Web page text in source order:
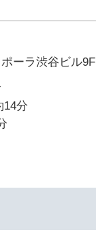
ーラ渋谷ビル9F
14分